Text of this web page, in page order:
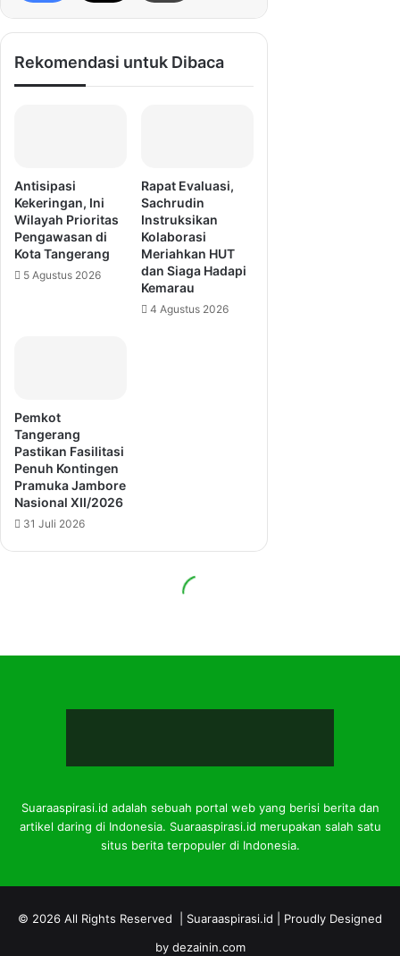
Suaraaspirasi.id adalah sebuah portal web yang berisi berita dan
artikel daring di Indonesia. Suaraaspirasi.id merupakan salah satu
situs berita terpopuler di Indonesia.
© 2026 All Rights Reserved | Suaraaspirasi.id | Proudly Designed
by dezainin.com